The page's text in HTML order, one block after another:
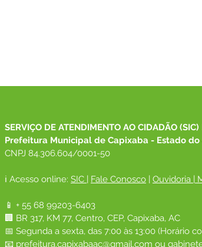
SERVIÇO DE ATENDIMENTO AO CIDADÃO (SIC)
Prefeitura Municipal de Capixaba - Estado do
CNPJ 84.306.604/0001-50
ℹ️ Acesso online: SIC | Fale Conosco | Ouvidoria |
📱 + 55 68 99203-6403
🏢 BR 317, KM 77, Centro, CEP, Capixaba, AC
📅 Segunda a sexta, das 7:00 às 13:00 (Horário
📧 prefeitura.capixabaac@gmail.com ou